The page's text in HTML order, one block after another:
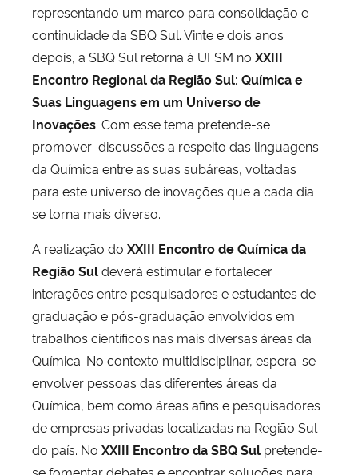
representando um marco para consolidação e
continuidade da SBQ Sul. Vinte e dois anos
depois, a SBQ Sul retorna à UFSM no XXIII
Encontro Regional da Região Sul: Química e
Suas Linguagens em um Universo de
Inovações. Com esse tema pretende-se
promover discussões a respeito das linguagens
da Química entre as suas subáreas, voltadas
para este universo de inovações que a cada dia
se torna mais diverso.
A realização do XXIII Encontro de Química da
Região Suldeverá estimular e fortalecer
interações entre pesquisadores e estudantes de
graduação e pós-graduação envolvidos em
trabalhos científicos nas mais diversas áreas da
Química. No contexto multidisciplinar, espera-se
envolver pessoas das diferentes áreas da
Química, bem como áreas afins e pesquisadores
de empresas privadas localizadas na Região Sul
do país. No XXIII Encontro da SBQ Sul pretende-